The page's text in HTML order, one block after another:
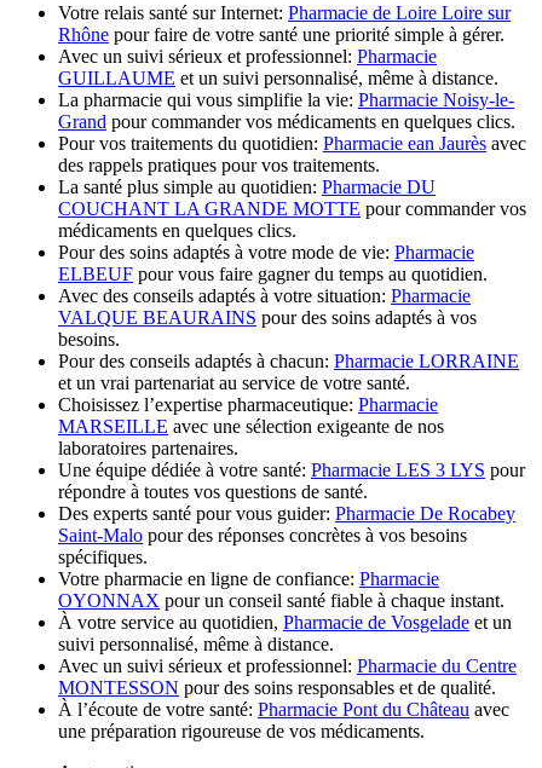
Votre relais santé sur Internet: Pharmacie de Loire Loire sur
Rhône pour faire de votre santé une priorité simple à gérer.
Avec un suivi sérieux et professionnel: Pharmacie
GUILLAUME et un suivi personnalisé, même à distance.
La pharmacie qui vous simplifie la vie: Pharmacie Noisy-le-
Grand pour commander vos médicaments en quelques clics.
Pour vos traitements du quotidien: Pharmacie ean Jaurès avec
des rappels pratiques pour vos traitements.
La santé plus simple au quotidien: Pharmacie DU
COUCHANT LA GRANDE MOTTE pour commander vos
médicaments en quelques clics.
Pour des soins adaptés à votre mode de vie: Pharmacie
ELBEUF pour vous faire gagner du temps au quotidien.
Avec des conseils adaptés à votre situation: Pharmacie
VALQUE BEAURAINS pour des soins adaptés à vos
besoins.
Pour des conseils adaptés à chacun: Pharmacie LORRAINE
et un vrai partenariat au service de votre santé.
Choisissez l’expertise pharmaceutique: Pharmacie
MARSEILLE avec une sélection exigeante de nos
laboratoires partenaires.
Une équipe dédiée à votre santé: Pharmacie LES 3 LYS pour
répondre à toutes vos questions de santé.
Des experts santé pour vous guider: Pharmacie De Rocabey
Saint-Malo pour des réponses concrètes à vos besoins
spécifiques.
Votre pharmacie en ligne de confiance: Pharmacie
OYONNAX pour un conseil santé fiable à chaque instant.
À votre service au quotidien, Pharmacie de Vosgelade et un
suivi personnalisé, même à distance.
Avec un suivi sérieux et professionnel: Pharmacie du Centre
MONTESSON pour des soins responsables et de qualité.
À l’écoute de votre santé: Pharmacie Pont du Château avec
une préparation rigoureuse de vos médicaments.